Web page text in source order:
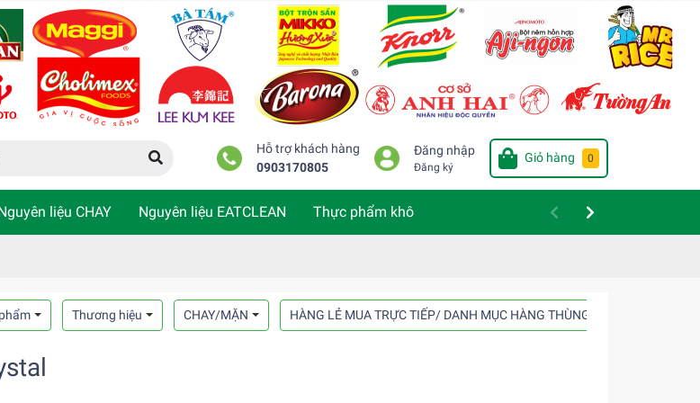
Hỗ trợ khách hàng
0903170805
Đăng nhập
Đăng ký
Giỏ hàng 0
liệu CHAY Nguyên liệu EATCLEAN Thực phẩm khô
Thương hiệu CHAY/MẶN HÀNG LẺ MUA TRỰC TIẾP/ DANH MỤC HÀNG THÙNG